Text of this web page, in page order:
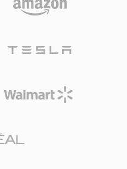
าณใช้มาตรฐาน
Linux, macOS
รณ์ ทำให้ Xvid เป็น
อที่ขับเคลื่อนโดย
ASP สำหรับการเข้า
ว่างขนาดไฟล์และ
งกว้างขวาง และ
นแรงขับเคลื่อนเบื้อง
ร์เน็ตได้อย่างสะดวก
ทบทุกชนิด